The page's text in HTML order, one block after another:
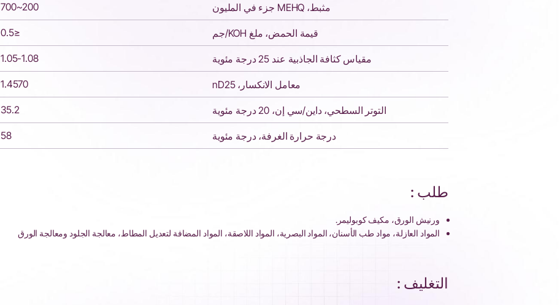
مثبط، MEHQ جزء في المليون 200~700
قيمة الحمض، ملغ KOH/جم ≤0.5
مقياس كثافة الجاذبية عند 25 درجة مئوية 1.05-1.08
معامل الانكسار، nD25 1.4570
التوتر السطحي، داين/سي إن، 20 درجة مئوية 35.2
درجة حرارة الغرفة، درجة مئوية 58
طلب :
ورنيش الورق، مكيف كوبوليمر.
المواد العازلة، مواد طب الأسنان، المواد البصرية، المواد اللاصقة، المواد المضافة لتعديل المطاط، معالجة الجلود ومعالجة الورق
التغليف :